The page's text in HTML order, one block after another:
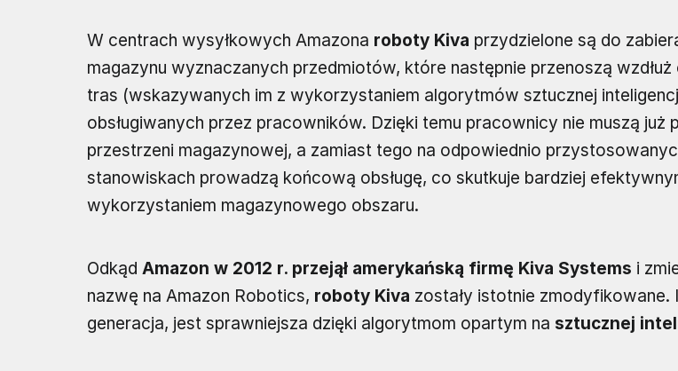
W centrach wysyłkowych Amazona roboty Kiva przydzielone są do
magazynu wyznaczanych przedmiotów, które następnie przenoszą
tras (wskazywanych im z wykorzystaniem algorytmów sztucznej
obsługiwanych przez pracowników. Dzięki temu pracownicy nie muszą już
przestrzeni magazynowej, a zamiast tego na odpowiednio
stanowiskach prowadzą końcową obsługę, co skutkuje bardziej
wykorzystaniem magazynowego obszaru.
Odkąd Amazon w 2012 r. przejął amerykańską firmę Kiva Systems i
nazwę na Amazon Robotics, roboty Kiva zostały istotnie zmodyfikowane.
generacja, jest sprawniejsza dzięki algorytmom opartym na sztucznej